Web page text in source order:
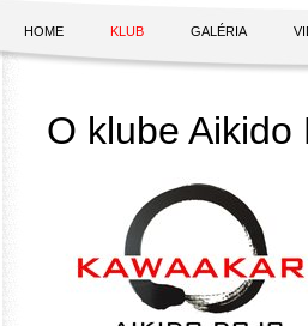
HOME KLUB GALÉRIA
O klube Aikido